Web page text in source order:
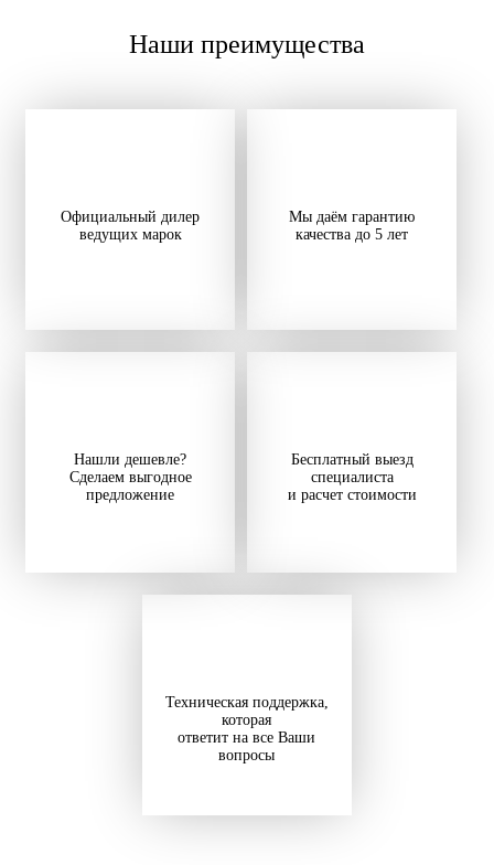
Наши преимущества
Официальный дилер
ведущих марок
Мы даём гарантию
качества до 5 лет
Нашли дешевле?
Сделаем выгодное
предложение
Бесплатный выезд
специалиста
и расчет стоимости
Техническая поддержка,
которая
ответит на все Ваши
вопросы